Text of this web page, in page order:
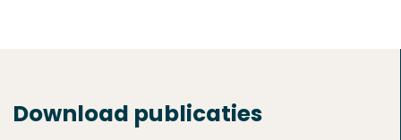
Download publicaties